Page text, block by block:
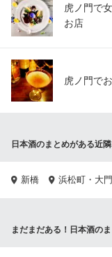
虎ノ門で
お店
虎ノ門で
日本酒のまとめがある近
新橋 浜松町・大門
まだまだある！日本酒の